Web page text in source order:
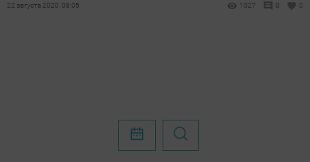
22 августа 2020, 08:05 1027 0 0